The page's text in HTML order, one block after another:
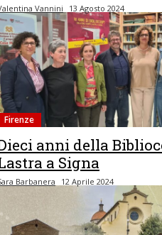
Vannini 13 Agosto 2024
Firenze
anni della
a Signa
Barbanera 12 Aprile 2024